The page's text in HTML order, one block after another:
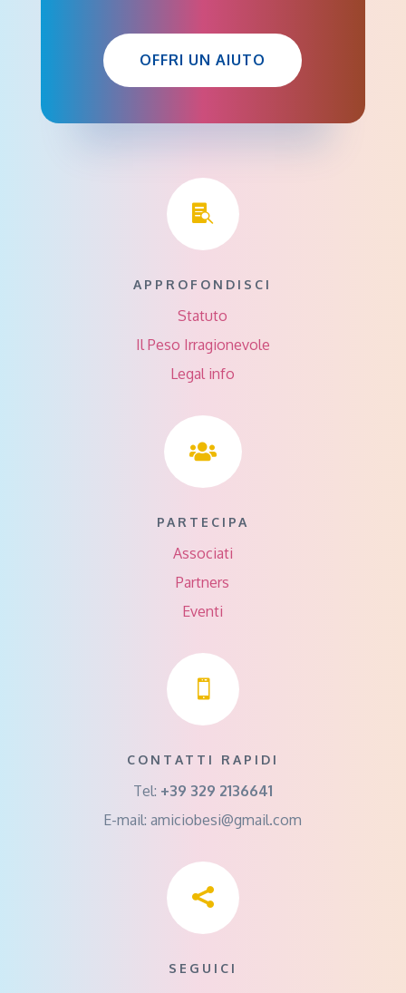
OFFRI UN AIUTO

APPROFONDISCI
Statuto
Il Peso Irragionevole
Legal info

PARTECIPA
Associati
Partners
Eventi

CONTATTI RAPIDI
Tel: +39 329 2136641
E-mail:amiciobesi@gmail.com

SEGUICI